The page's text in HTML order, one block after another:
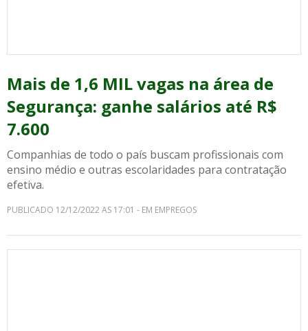
Mais de 1,6 MIL vagas na área de
Segurança: ganhe salários até R$
7.600
Companhias de todo o país buscam profissionais com
ensino médio e outras escolaridades para contratação
efetiva.
PUBLICADO 12/12/2022 AS 17:01 - EM EMPREGOS